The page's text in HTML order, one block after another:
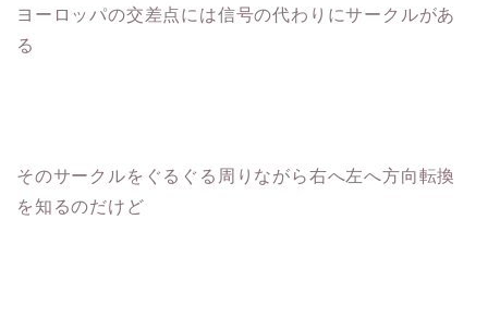
ヨーロッパの交差点には信号の代わりにサークルがあ
る
そのサークルをぐるぐる周りながら右へ左へ方向転換
を知るのだけど